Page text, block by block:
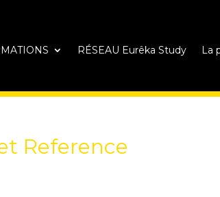
RÉSEAU Eurêka Study La
Reference